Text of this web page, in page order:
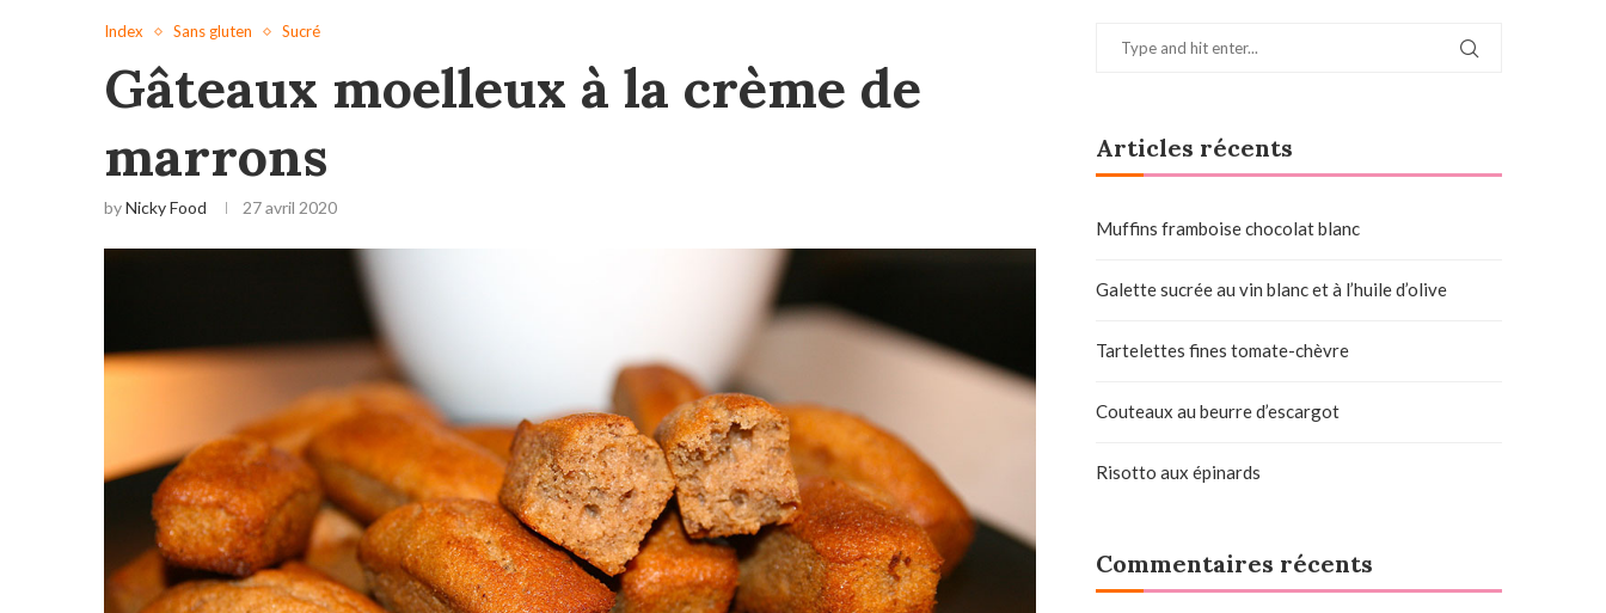
Index Sans gluten Sucré
Gâteaux moelleux à la crème de
marrons
byNicky Food 27 avril 2020
Articles récents
Muffins framboise chocolat blanc
Galette sucrée au vin blanc et à l’huile d’olive
Tartelettes fines tomate-chèvre
Couteaux au beurre d’escargot
Risotto aux épinards
Commentaires récents